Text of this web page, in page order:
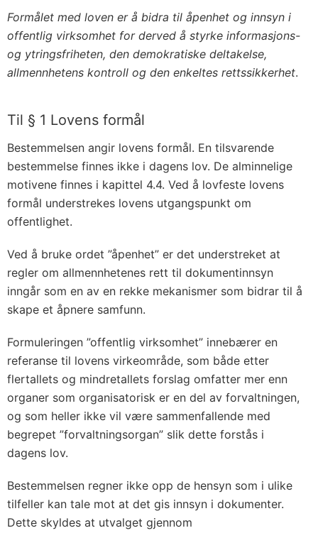
Formålet med loven er å bidra til åpenhet og innsyn i
offentlig virksomhet for derved å styrke informasjons-
og ytringsfriheten, den demokratiske deltakelse,
allmennhetens kontroll og den enkeltes rettssikkerhet.
Til § 1 Lovens formål
Bestemmelsen angir lovens formål. En tilsvarende
bestemmelse finnes ikke i dagens lov. De alminnelige
motivene finnes i kapittel 4.4. Ved å lovfeste lovens
formål understrekes lovens utgangspunkt om
offentlighet.
Ved å bruke ordet ”åpenhet” er det understreket at
regler om allmennhetenes rett til dokumentinnsyn
inngår som en av en rekke mekanismer som bidrar til å
skape et åpnere samfunn.
Formuleringen ”offentlig virksomhet” innebærer en
referanse til lovens virkeområde, som både etter
flertallets og mindretallets forslag omfatter mer enn
organer som organisatorisk er en del av forvaltningen,
og som heller ikke vil være sammenfallende med
begrepet ”forvaltningsorgan” slik dette forstås i
dagens lov.
Bestemmelsen regner ikke opp de hensyn som i ulike
tilfeller kan tale mot at det gis innsyn i dokumenter.
Dette skyldes at utvalget gjennom